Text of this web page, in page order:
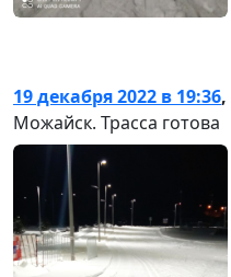
19 декабря 2022 в 19:36,
Можайск. Трасса готова